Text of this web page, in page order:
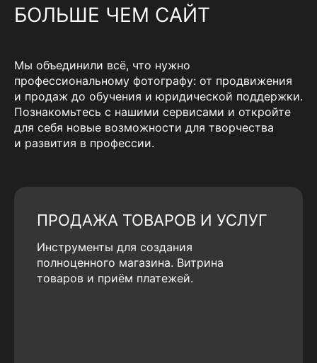
БОЛЬШЕ ЧЕМ САЙТ
Мы объединили всё, что нужно
профессиональному фотографу: от продвижения
и продаж до обучения и юридической поддержки.
Познакомьтесь с нашими сервисами и откройте
для себя новые возможности для творчества
и развития в профессии.
ПРОДАЖА ТОВАРОВ И УСЛУГ
Инструменты для создания
полноценного магазина. Витрина
товаров и приём платежей.